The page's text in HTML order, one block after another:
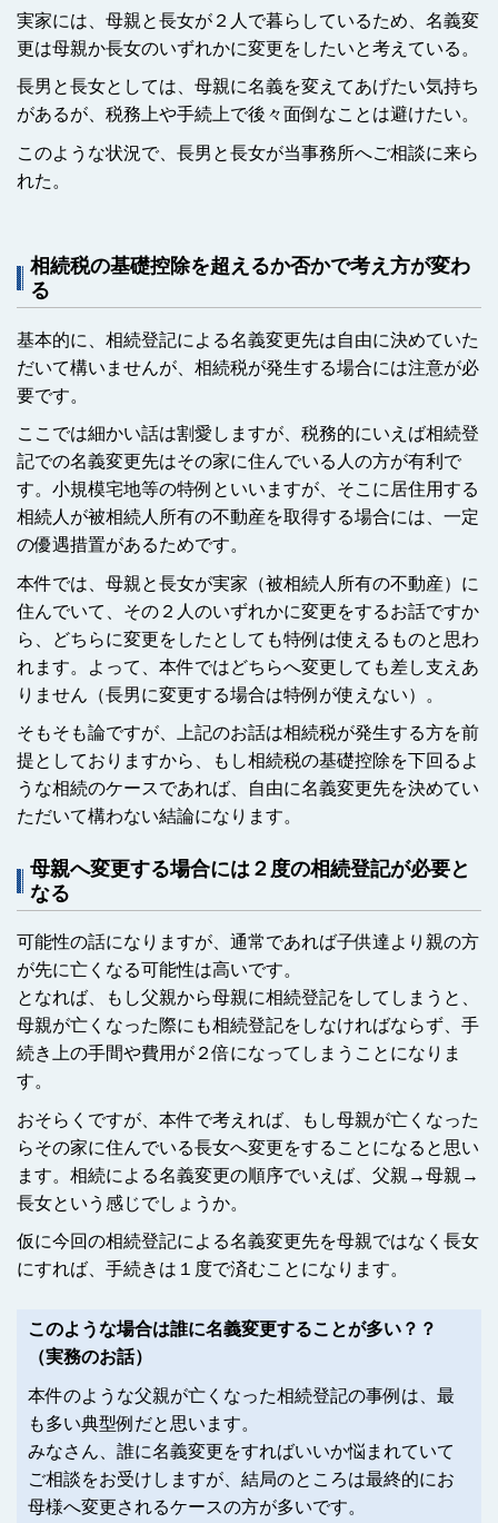
実家には、母親と長女が２人で暮らしているため、名義変
更は母親か長女のいずれかに変更をしたいと考えている。
長男と長女としては、母親に名義を変えてあげたい気持ち
があるが、税務上や手続上で後々面倒なことは避けたい。
このような状況で、長男と長女が当事務所へご相談に来ら
れた。
相続税の基礎控除を超えるか否かで考え方が変わ
る
基本的に、相続登記による名義変更先は自由に決めていた
だいて構いませんが、相続税が発生する場合には注意が必
要です。
ここでは細かい話は割愛しますが、税務的にいえば相続登
記での名義変更先はその家に住んでいる人の方が有利で
す。小規模宅地等の特例といいますが、そこに居住用する
相続人が被相続人所有の不動産を取得する場合には、一定
の優遇措置があるためです。
本件では、母親と長女が実家（被相続人所有の不動産）に
住んでいて、その２人のいずれかに変更をするお話ですか
ら、どちらに変更をしたとしても特例は使えるものと思わ
れます。よって、本件ではどちらへ変更しても差し支えあ
りません（長男に変更する場合は特例が使えない）。
そもそも論ですが、上記のお話は相続税が発生する方を前
提としておりますから、もし相続税の基礎控除を下回るよ
うな相続のケースであれば、自由に名義変更先を決めてい
ただいて構わない結論になります。
母親へ変更する場合には２度の相続登記が必要と
なる
可能性の話になりますが、通常であれば子供達より親の方
が先に亡くなる可能性は高いです。
となれば、もし父親から母親に相続登記をしてしまうと、
母親が亡くなった際にも相続登記をしなければならず、手
続き上の手間や費用が２倍になってしまうことになりま
す。
おそらくですが、本件で考えれば、もし母親が亡くなった
らその家に住んでいる長女へ変更をすることになると思い
ます。相続による名義変更の順序でいえば、父親→母親→
長女という感じでしょうか。
仮に今回の相続登記による名義変更先を母親ではなく長女
にすれば、手続きは１度で済むことになります。
このような場合は誰に名義変更することが多い？？
（実務のお話）
本件のような父親が亡くなった相続登記の事例は、最
も多い典型例だと思います。
みなさん、誰に名義変更をすればいいか悩まれていて
ご相談をお受けしますが、結局のところは最終的にお
母様へ変更されるケースの方が多いです。